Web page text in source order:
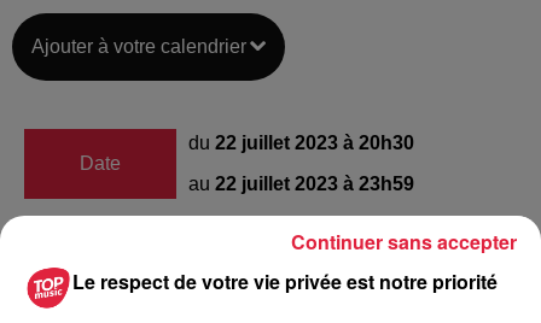
Ajouter à votre calendrier
Date
du 22 juillet 2023 à 20h30
au 22 juillet 2023 à 23h59
Lieu
Parc Thurot
Le respect de votre vie privée est notre priorité
Continuer sans accepter